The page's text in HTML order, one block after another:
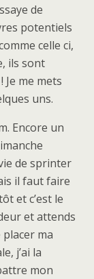
de
potentiels
celle ci,
ils sont
me mets
uns.
Encore un
de sprinter
il faut faire
et c’est le
et attends
ma
j’ai la
mon